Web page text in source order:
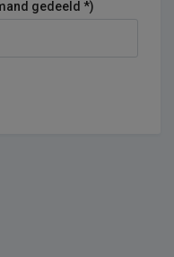
gedeeld *)